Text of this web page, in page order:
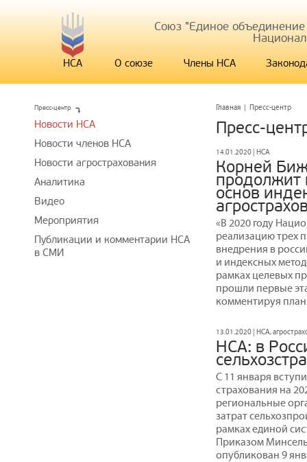
Союз "Единое
НСА О союзе Члены НСА
Главная | Пресс-центр
Пресс-
14.01.2020 | НСА
Корней
продолжит
основ
«В 2020 году
реализацию трех
внедрения в
и индексных
рамках целевых
прошли первые
комментируя
13.01.2020 | НСА,
НСА: в
С 11 января
страхования на
региональные
затрат
рамках единой
Приказом
опубликован 9
Пресс-центр
Новости НСА
Новости членов НСА
Новости агрострахования
Аналитика
Видео
Мероприятия
Публикации и комментарии НСА
в СМИ